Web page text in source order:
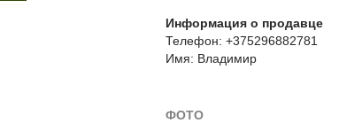
Информация о продавце
Телефон: +375296882781
Имя: Владимир
ФОТО